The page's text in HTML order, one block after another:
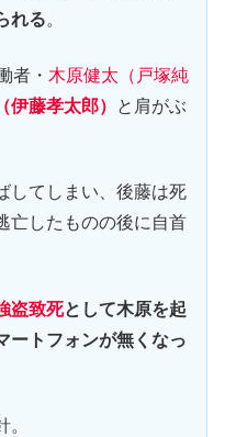
れる。
者・ 木原健太（戸塚純
伊藤孝太郎）
と肩がぶ
してしまい、後藤は死
亡したものの後に自首
盗致死として木原を起
ートフォンが無くなっ